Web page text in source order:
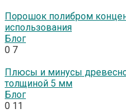
Порошок полибром
использования
Блог
0 7
Плюсы и минусы
толщиной 5 мм
Блог
0 11